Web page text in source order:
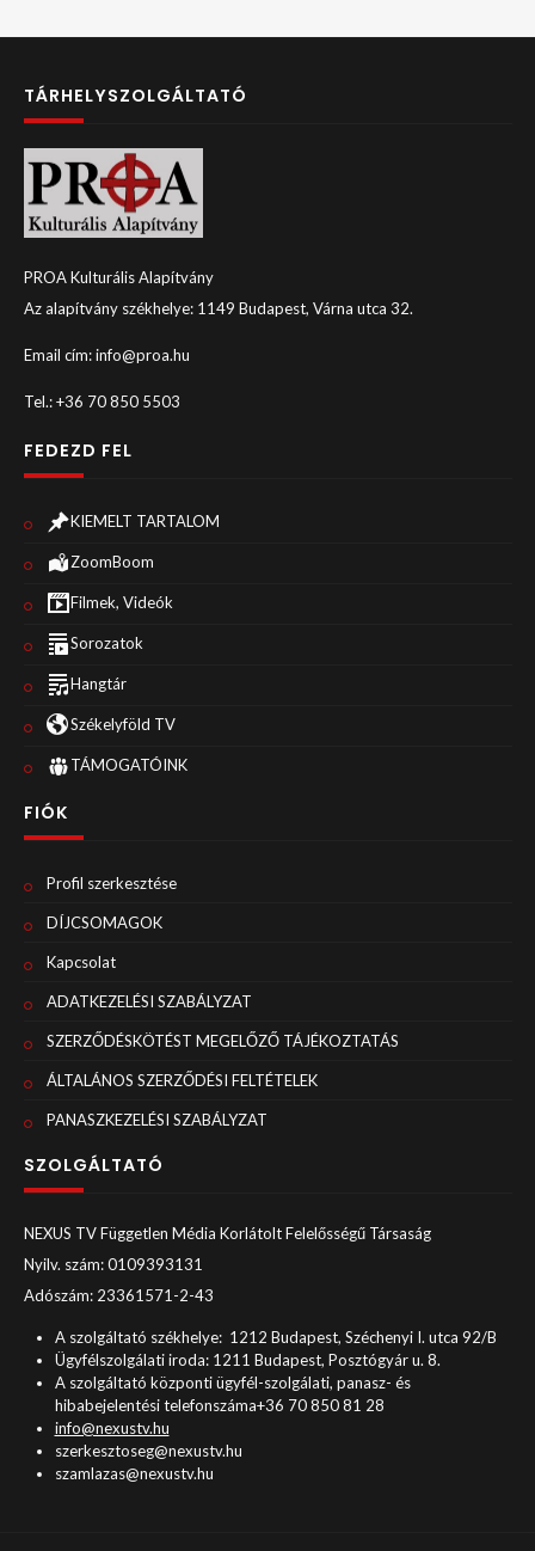
TÁRHELYSZOLGÁLTATÓ
PROA Kulturális Alapítvány
Az alapítvány székhelye: 1149 Budapest, Várna utca 32.
Email cím: info@proa.hu
Tel.: +36 70 850 5503
FEDEZD FEL
KIEMELT TARTALOM
ZoomBoom
Filmek, Videók
Sorozatok
Hangtár
Székelyföld TV
TÁMOGATÓINK
FIÓK
Profil szerkesztése
DÍJCSOMAGOK
Kapcsolat
ADATKEZELÉSI SZABÁLYZAT
SZERZŐDÉSKÖTÉST MEGELŐZŐ TÁJÉKOZTATÁS
ÁLTALÁNOS SZERZŐDÉSI FELTÉTELEK
PANASZKEZELÉSI SZABÁLYZAT
SZOLGÁLTATÓ
NEXUS TV Független Média Korlátolt Felelősségű Társaság
Nyilv. szám: 0109393131
Adószám: 23361571-2-43
A szolgáltató székhelye: 1212 Budapest, Széchenyi I. utca 92/B
Ügyfélszolgálati iroda: 1211 Budapest, Posztógyár u. 8.
A szolgáltató központi ügyfél-szolgálati, panasz- és
hibabejelentési telefonszáma+36 70 850 81 28
info@nexustv.hu
szerkesztoseg@nexustv.hu
szamlazas@nexustv.hu